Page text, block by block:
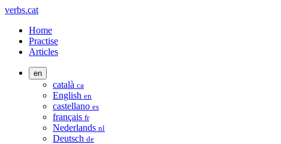
verbs.cat
Home
Practise
Articles
en
català ca
English en
castellano es
français fr
Nederlands nl
Deutsch de